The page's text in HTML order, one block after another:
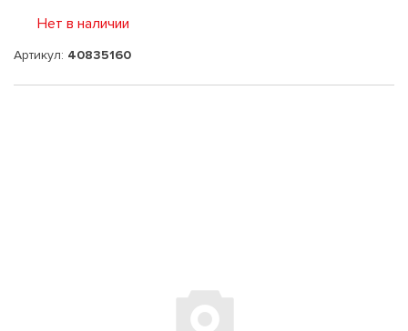
Нет в наличии
Артикул: 40835160